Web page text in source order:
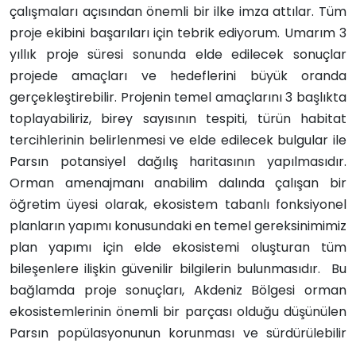
çalışmaları açısından önemli bir ilke imza attılar. Tüm
proje ekibini başarıları için tebrik ediyorum. Umarım 3
yıllık proje süresi sonunda elde edilecek sonuçlar
projede amaçları ve hedeflerini büyük oranda
gerçekleştirebilir. Projenin temel amaçlarını 3 başlıkta
toplayabiliriz, birey sayısının tespiti, türün habitat
tercihlerinin belirlenmesi ve elde edilecek bulgular ile
Parsın potansiyel dağılış haritasının yapılmasıdır.
Orman amenajmanı anabilim dalında çalışan bir
öğretim üyesi olarak, ekosistem tabanlı fonksiyonel
planların yapımı konusundaki en temel gereksinimimiz
plan yapımı için elde ekosistemi oluşturan tüm
bileşenlere ilişkin güvenilir bilgilerin bulunmasıdır. Bu
bağlamda proje sonuçları, Akdeniz Bölgesi orman
ekosistemlerinin önemli bir parçası olduğu düşünülen
Parsın popülasyonunun korunması ve sürdürülebilir